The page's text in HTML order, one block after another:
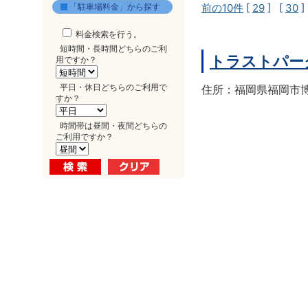
「駐車場料金」から探す
料金検索を行う。
短時間・長時間どちらのご利
用ですか？
平日・休日どちらのご利用で
すか？
時間帯は昼間・夜間どちらの
ご利用ですか？
前の10件 [ 29 ] [ 30
トラストパ
住所：福岡県福岡市